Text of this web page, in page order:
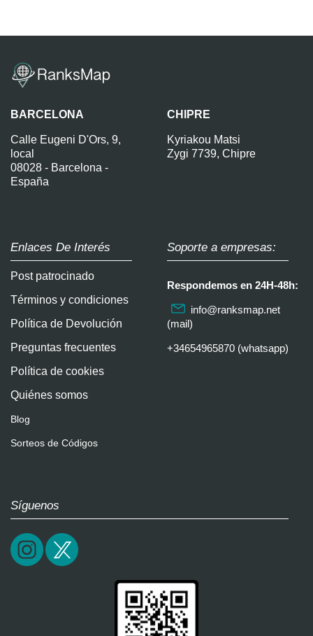
BARCELONA
Calle Eugeni D'Ors, 9,
local
08028 - Barcelona -
España
CHIPRE
Kyriakou Matsi
Zygi 7739, Chipre
Enlaces De Interés
Post patrocinado
Términos y condiciones
Política de Devolución
Preguntas frecuentes
Política de cookies
Quiénes somos
Blog
Sorteos de Códigos
Soporte a empresas:
Respondemos en 24H-48h:
info@ranksmap.net
(mail)
+34654965870 (whatsapp)
Síguenos